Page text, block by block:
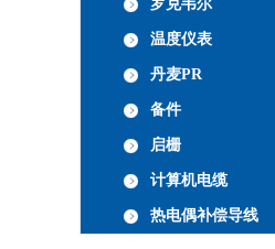
罗克韦尔
温度仪表
丹麦PR
备件
启栅
计算机电缆
热电偶补偿导线